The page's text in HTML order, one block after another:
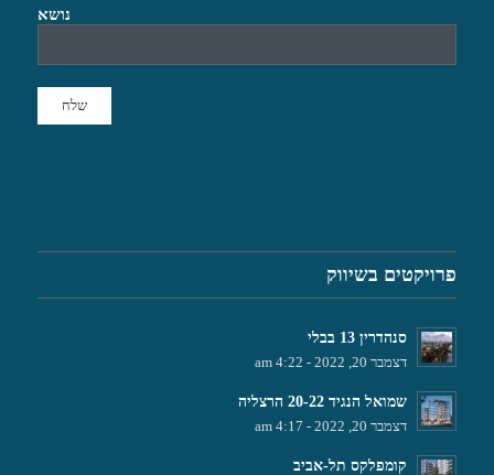
נושא
פרויקטים בשיווק
סנהדרין 13 בבלי
דצמבר 20, 2022 - 4:22 am
שמואל הנגיד 20-22 הרצליה
דצמבר 20, 2022 - 4:17 am
קומפלקס תל-אביב